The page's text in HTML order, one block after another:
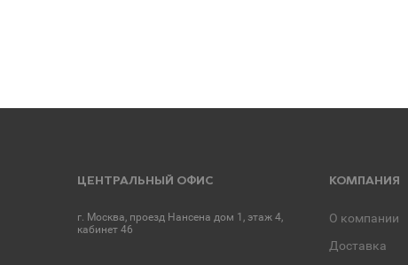
ЦЕНТРАЛЬНЫЙ ОФИС
г. Москва, проезд Нансена дом 1, этаж 4,
кабинет 46
КОМПАНИЯ
О компании
Доставка